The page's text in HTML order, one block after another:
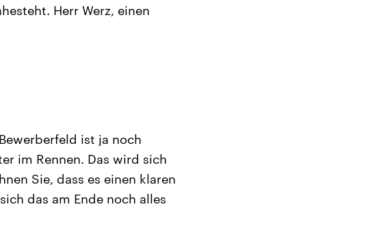
Herr Werz, einen
ist ja noch
im Rennen. Das wird sich
Sie, dass es einen klaren
das am Ende noch alles